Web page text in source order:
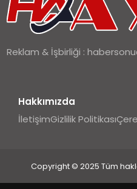
Reklam & İşbirliği :
Hakkımızda
İletişimGizlilik Politikası
Copyright © 2025 Tüm